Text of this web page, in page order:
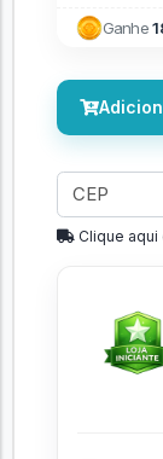
Ganhe
Clique aqui